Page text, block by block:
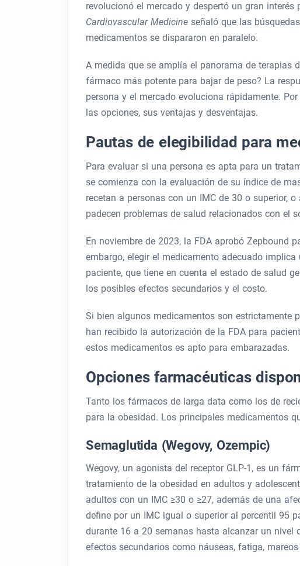
revolucionó el mercado y despertó un gran
Cardiovascular Medicine señaló que las
medicamentos se dispararon en paralelo.
A medida que se amplía el panorama de terapias
fármaco más potente para bajar de peso? La
persona y el mercado evoluciona rápidamente.
las opciones, sus ventajas y desventajas.
Pautas de elegibilidad para
Para evaluar si una persona es apta para un
se comienza con la evaluación de su índice de
recetan a personas con un IMC de 30 o superior,
padecen problemas de salud relacionados con el
En noviembre de 2023, la FDA aprobó Zepbound
embargo, elegir el medicamento adecuado
paciente, que tiene en cuenta el estado de salud
los posibles efectos secundarios y el costo.
Si bien algunos medicamentos son
han recibido la autorización de la FDA para
estos medicamentos es apto para embarazadas.
Opciones farmacéuticas
Tanto los fármacos de larga data como los de
para la obesidad. Los principales medicamentos
Semaglutida (Wegovy, Ozempic)
Wegovy, un agonista del receptor GLP-1, es un
tratamiento de la obesidad en adultos y
adultos con un IMC ≥30 o ≥27, además de una
define por un IMC igual o superior al percentil 95
durante 16 a 20 semanas hasta alcanzar un
efectos secundarios como náuseas, fatiga,